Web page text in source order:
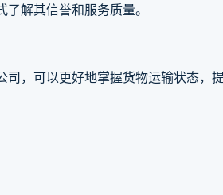
解其信誉和服务质量。
，可以更好地掌握货物运输状态，提